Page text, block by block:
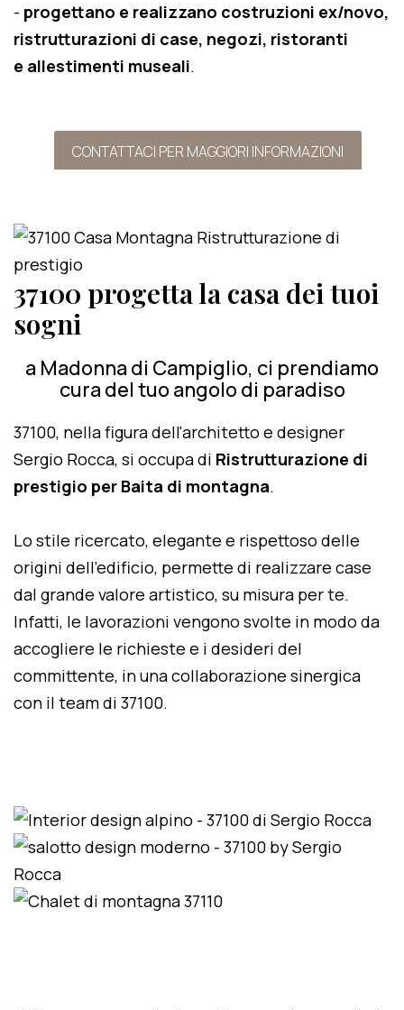
- progettano e realizzano costruzioni ex/novo,
ristrutturazioni di case, negozi, ristoranti
e allestimenti museali.
CONTATTACI PER MAGGIORI INFORMAZIONI
37100 progetta la casa dei tuoi
sogni
a Madonna di Campiglio, ci prendiamo
cura del tuo angolo di paradiso
37100, nella figura dell'architetto e designer
Sergio Rocca, si occupa di Ristrutturazione di
prestigio per Baita di montagna.
Lo stile ricercato, elegante e rispettoso delle
origini dell'edificio, permette di realizzare case
dal grande valore artistico, su misura per te.
Infatti, le lavorazioni vengono svolte in modo da
accogliere le richieste e i desideri del
committente, in una collaborazione sinergica
con il team di 37100.